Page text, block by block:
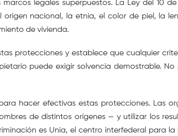
legales superpuestos. La Ley del 10
nacional, la etnia, el color de piel, la
de vivienda.
protecciones y establece que cualquier
puede exigir solvencia demostrable.
hacer efectivas estas protecciones. Las
de distintos orígenes — y utilizar los
es Unia, el centro interfederal para